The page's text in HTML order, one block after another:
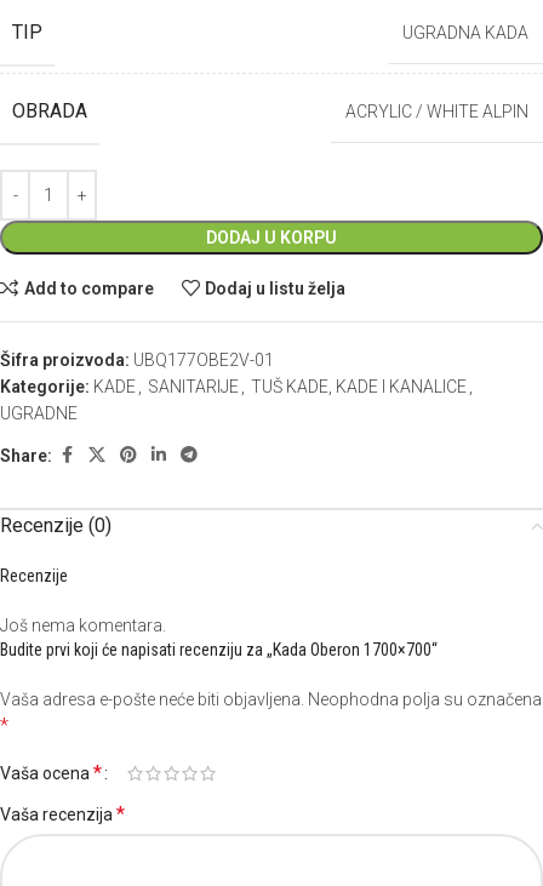
TIP UGRADNA KADA
OBRADA ACRYLIC / WHITE ALPIN
DODAJ U KORPU
Add to compare Dodaj u listu želja
Šifra proizvoda: UBQ177OBE2V-01
Kategorije: KADE, SANITARIJE, TUŠ KADE, KADE I KANALICE,
UGRADNE
Share:
Recenzije (0)
Recenzije
Još nema komentara.
Budite prvi koji će napisati recenziju za „Kada Oberon 1700×700“
Vaša adresa e-pošte neće biti objavljena. Neophodna polja su označena
*
Vaša ocena*
Vaša recenzija*